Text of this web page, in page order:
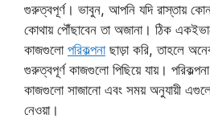
গুরুত্বপূর্ণ। ভাবুন, আপনি যদি রাস্তায়
কোথায় পৌঁছাবেন তা অজানা। ঠিক
কাজগুলো পরিকল্পনাছাড়া করি, তাহলে
গুরুত্বপূর্ণ কাজগুলো পিছিয়ে যায়।
কাজগুলো সাজানো এবং সময় অনুযায়ী
নেওয়া।